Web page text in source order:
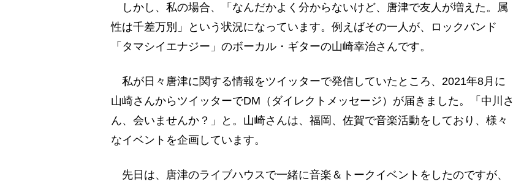
しかし、私の場合、「なんだかよく分からないけど、唐津で友人が増えた。属
性は千差万別」という状況になっています。例えばその一人が、ロックバンド
「タマシイエナジー」のボーカル・ギターの山崎幸治さんです。
私が日々唐津に関する情報をツイッターで発信していたところ、2021年8月に
山崎さんからツイッターでDM（ダイレクトメッセージ）が届きました。「中川さ
ん、会いませんか？」と。山崎さんは、福岡、佐賀で音楽活動をしており、様々
なイベントを企画しています。
先日は、唐津のライブハウスで一緒に音楽＆トークイベントをしたのですが、